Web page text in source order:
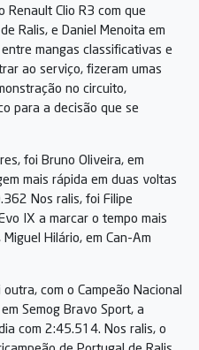
Renault Clio R3 com que
Ralis, e Daniel Menoita em
mangas classificativas e
ao serviço, fizeram umas
no circuito,
para a decisão que se
foi Bruno Oliveira, em
mais rápida em duas voltas
Nos ralis, foi Filipe
IX a marcar o tempo mais
Hilário, em Can-Am
com o Campeão Nacional
Semog Bravo Sport, a
com 2:45.514. Nos ralis, o